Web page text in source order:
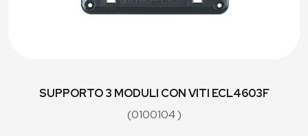
SUPPORTO 3 MODULI CON VITI ECL4603F
(0100104 )